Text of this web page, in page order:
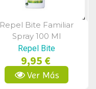
Vista Rápida
Repel Bite Familiar
Spray 100 Ml
Repel Bite
9,95 €
Ver Más